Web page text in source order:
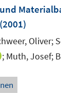
(2001)
Oliver;
I
n
; Muth, Josef;